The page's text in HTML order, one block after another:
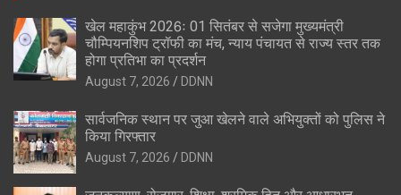
खेल महाकुंभ 2026ः 01 सितंबर से सजेगा मुख्यमंत्री
चौम्पियनशिप ट्रॉफी का मंच, न्याय पंचायत से राज्य स्तर तक
होगा प्रतिभा का प्रदर्शन
August 7, 2026 DDNN
सार्वजनिक स्थान पर जुआ खेलने वाले अभियुक्तों को पुलिस ने
किया गिरफ्तार
August 7, 2026 DDNN